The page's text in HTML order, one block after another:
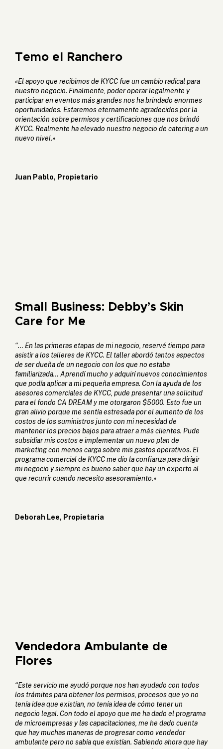
Temo el Ranchero
«El apoyo que recibimos de KYCC fue un cambio radical para
nuestro negocio. Finalmente, poder operar legalmente y
participar en eventos más grandes nos ha brindado enormes
oportunidades. Estaremos eternamente agradecidos por la
orientación sobre permisos y certificaciones que nos brindó
KYCC. Realmente ha elevado nuestro negocio de catering a un
nuevo nivel.»
Juan Pablo, Propietario
Small Business: Debby’s Skin
Care for Me
“… En las primeras etapas de mi negocio, reservé tiempo para
asistir a los talleres de KYCC. El taller abordó tantos aspectos
de ser dueña de un negocio con los que no estaba
familiarizada… Aprendí mucho y adquirí nuevos conocimientos
que podía aplicar a mi pequeña empresa. Con la ayuda de los
asesores comerciales de KYCC, pude presentar una solicitud
para el fondo CA DREAM y me otorgaron $5000. Esto fue un
gran alivio porque me sentía estresada por el aumento de los
costos de los suministros junto con mi necesidad de
mantener los precios bajos para atraer a más clientes. Pude
subsidiar mis costos e implementar un nuevo plan de
marketing con menos carga sobre mis gastos operativos. El
programa comercial de KYCC me dio la confianza para dirigir
mi negocio y siempre es bueno saber que hay un experto al
que recurrir cuando necesito asesoramiento.»
Deborah Lee, Propietaria
Vendedora Ambulante de
Flores
“Este servicio me ayudó porque nos han ayudado con todos
los trámites para obtener los permisos, procesos que yo no
tenía idea que existían, no tenía idea de cómo tener un
negocio legal. Con todo el apoyo que me ha dado el programa
de microempresas y las capacitaciones, me he dado cuenta
que hay muchas maneras de progresar como vendedor
ambulante pero no sabía que existían. Sabiendo ahora que hay